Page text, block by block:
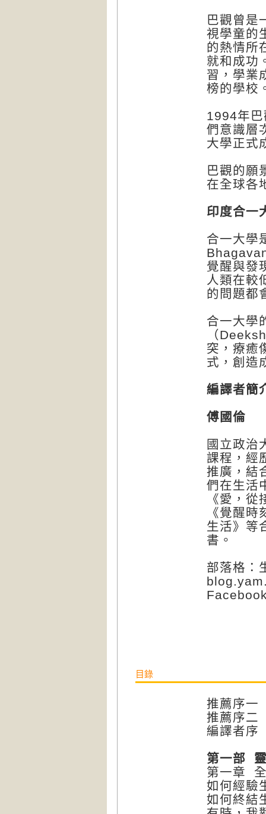
巴觀曾是
視學童的
的熱情所
就和成功
習，學業
榜的學校
1994年
們意識層
大學正式
巴觀的願
在全球各
印度合一
合一大學
覺醒與發
人類在較
的問題都
合一大學
（
突，療癒
式，創造
編譯者簡
傅國倫
國立政治
課程，經
推廣，結
們在生活
《愛，
《覺醒
生活》等
書。
部落格：
目錄
推薦序一
推薦序二
編譯者序
第一部
第一章
如何經驗
如何終結